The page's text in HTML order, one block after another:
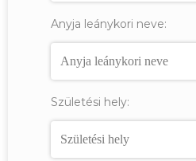
Anyja leánykori neve:
Születési hely: